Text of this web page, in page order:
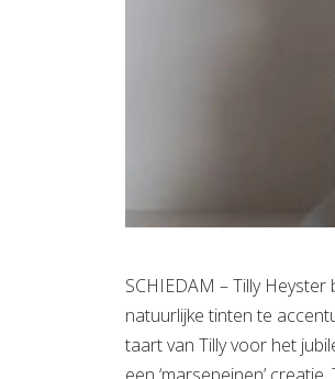
SCHIEDAM – Tilly
natuurlijke tinten te
taart van Tilly voor het
een ‘marsepeinen’